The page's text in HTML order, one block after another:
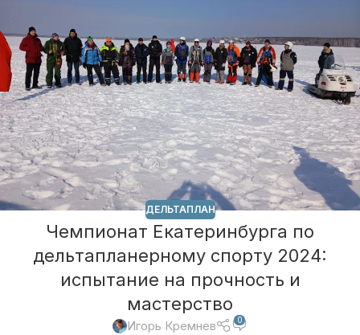
ДЕЛЬТАПЛАН
Чемпионат Екатеринбурга по
дельтапланерному спорту 2024:
испытание на прочность и
мастерство
Игорь Кремнев 0